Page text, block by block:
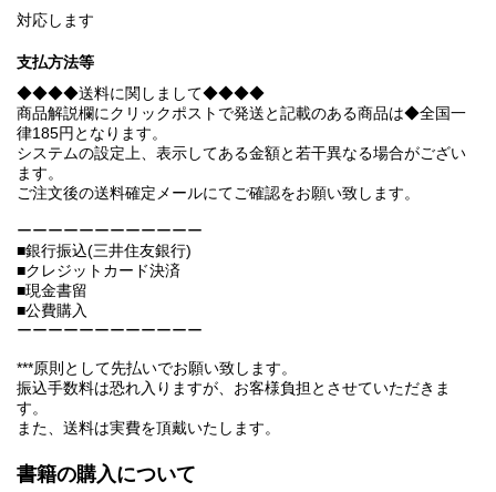
対応します
支払方法等
◆◆◆◆送料に関しまして◆◆◆◆
商品解説欄にクリックポストで発送と記載のある商品は◆全国一
律185円となります。
システムの設定上、表示してある金額と若干異なる場合がござい
ます。
ご注文後の送料確定メールにてご確認をお願い致します。
ーーーーーーーーーーーー
■銀行振込(三井住友銀行)
■クレジットカード決済
■現金書留
■公費購入
ーーーーーーーーーーーー
***原則として先払いでお願い致します。
振込手数料は恐れ入りますが、お客様負担とさせていただきま
す。
また、送料は実費を頂戴いたします。
書籍の購入について